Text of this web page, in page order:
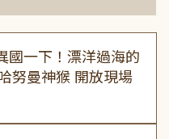
國一下！漂洋過海的
努曼神猴 開放現場